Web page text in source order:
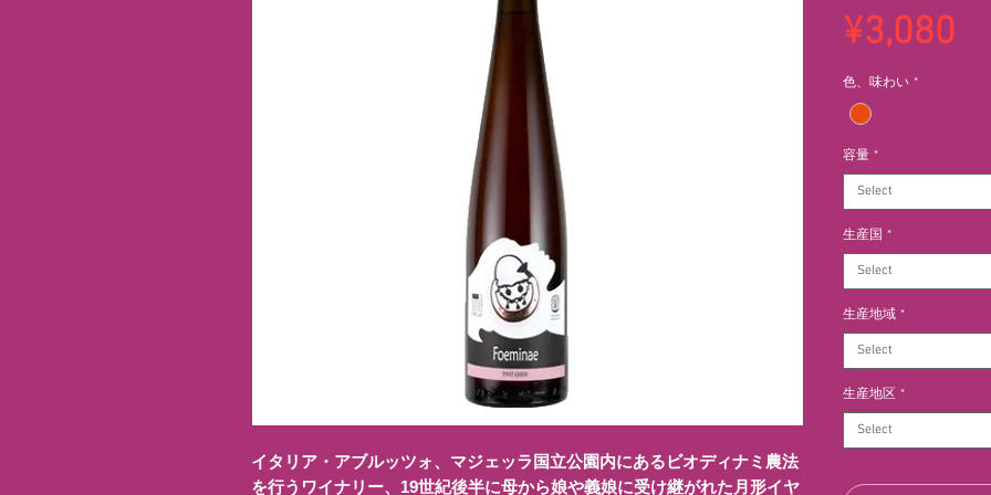
イタリア・アブルッツォ、マジェッラ国立公園内にあるビオディナミ農法
を行うワイナリー、19世紀後半に母から娘や義娘に受け継がれた月形イヤ
¥3,080
色、味わい *
容量 *
Select
生産国 *
Select
生産地域 *
Select
生産地区 *
Select